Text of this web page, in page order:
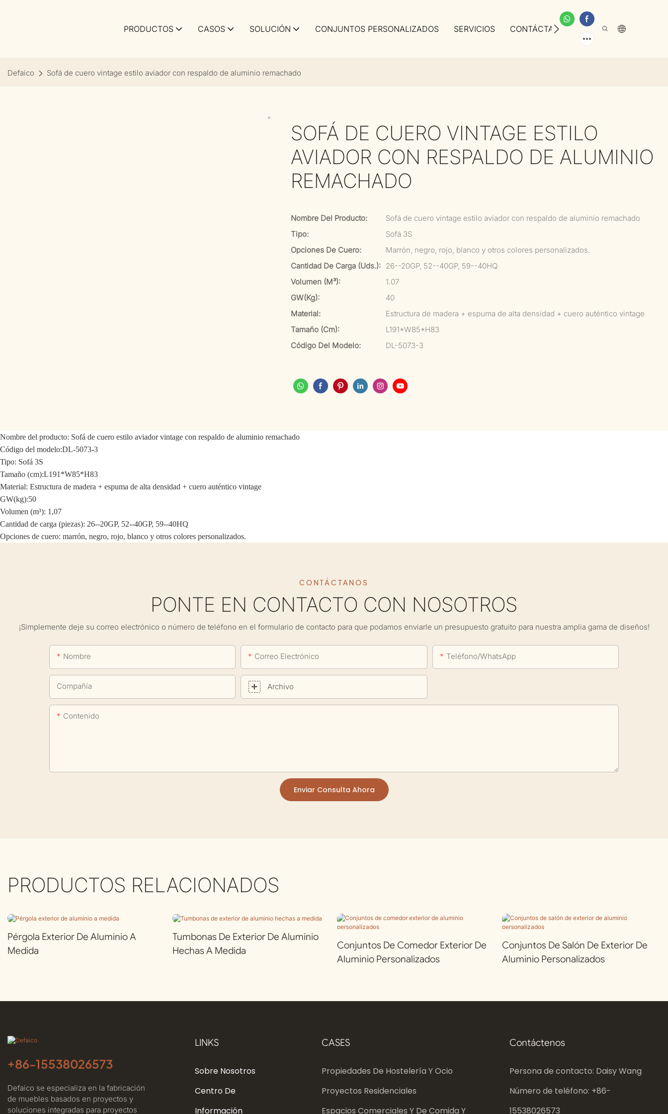
PRODUCTOS CASOS SOLUCIÓN CONJUNTOS PERSONALIZADOS SERVICIOS CONTÁCTANOS SOBRE NOSOTROS
Defaico Sofá de cuero vintage estilo aviador con respaldo de aluminio remachado
SOFÁ DE CUERO VINTAGE ESTILO
AVIADOR CON RESPALDO DE ALUMINIO
REMACHADO
Nombre Del Producto:
Sofá de cuero vintage estilo aviador con respaldo de aluminio remachado
Tipo:
Sofá 3S
Opciones De Cuero:
Marrón, negro, rojo, blanco y otros colores personalizados.
Cantidad De Carga (uds.): 26--20GP, 52--40GP, 59--40HQ
Volumen (m³):
1.07
GW(kg):
40
Material:
Estructura de madera + espuma de alta densidad + cuero auténtico vintage
Tamaño (cm):
L191*W85*H83
Código Del Modelo:
DL-5073-3
Nombre del producto: Sofá de cuero estilo aviador vintage con respaldo de aluminio remachado
Código del modelo:DL-5073-3
Tipo: Sofá 3S
Tamaño (cm):L191*W85*H83
Material: Estructura de madera + espuma de alta densidad + cuero auténtico vintage
GW(kg):50
Volumen (m³): 1,07
Cantidad de carga (piezas): 26--20GP, 52--40GP, 59--40HQ
Opciones de cuero: marrón, negro, rojo, blanco y otros colores personalizados.
CONTÁCTANOS
PONTE EN CONTACTO CON NOSOTROS
¡Simplemente deje su correo electrónico o número de teléfono en el formulario de contacto para que podamos enviarle un presupuesto gratuito para nuestra amplia gama de diseños!
Nombre Correo Electrónico Teléfono/WhatsApp
Compañía Archivo
Contenido
Enviar Consulta Ahora
PRODUCTOS RELACIONADOS
Pérgola Exterior De Aluminio A
Medida
Tumbonas De Exterior De Aluminio
Hechas A Medida
Conjuntos De Comedor Exterior De
Aluminio Personalizados
Conjuntos De Salón De Exterior De
Aluminio Personalizados
+86-15538026573
Defaico se especializa en la fabricación
de muebles basados ​​en proyectos y
soluciones integradas para proyectos
LINKS
Sobre Nosotros
Centro De
Información
CASES
Propiedades De Hostelería Y Ocio
Proyectos Residenciales
Espacios Comerciales Y De Comida Y
Contáctenos
Persona de contacto: Daisy Wang
Número de teléfono: +86-
15538026573